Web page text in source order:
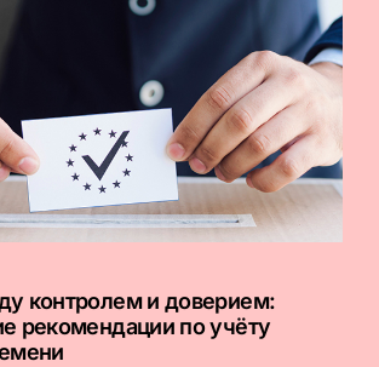
контролем и доверием:
рекомендации по учёту